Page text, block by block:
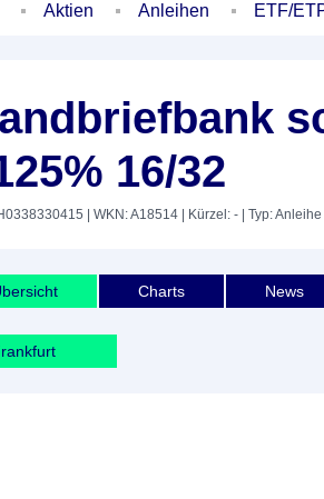
Aktien Anleihen ETF/
16/32
| WKN: A18514 | Kürzel: - | Typ: Anleihe
Charts News